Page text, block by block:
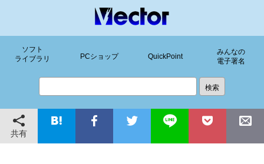
ソフト
ライブラリ
PCショップ QuickPoint
みんなの
電子署名
共有